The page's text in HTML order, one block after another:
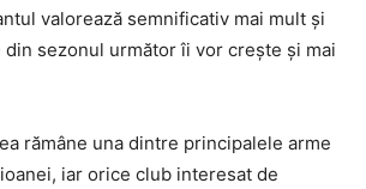
valorează semnificativ mai mult și
sezonul următor îi vor crește și mai
rămâne una dintre principalele arme
iar orice club interesat de